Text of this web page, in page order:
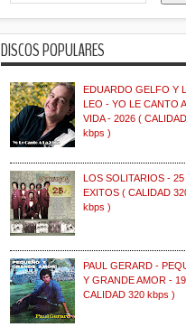
DISCOS POPULARES
EDUARDO GELFO Y
LEO - YO LE CANTO
VIDA - 2026 (
kbps )
LOS SOLITARIOS - 25
EXITOS ( CALIDAD
kbps )
PAUL GERARD -
Y GRANDE AMOR -
CALIDAD 320 kbps )